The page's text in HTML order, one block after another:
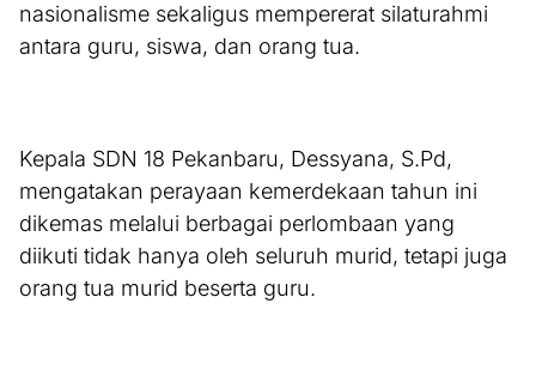
nasionalisme sekaligus mempererat silaturahmi
antara guru, siswa, dan orang tua.
Kepala SDN 18 Pekanbaru, Dessyana, S.Pd,
mengatakan perayaan kemerdekaan tahun ini
dikemas melalui berbagai perlombaan yang
diikuti tidak hanya oleh seluruh murid, tetapi juga
orang tua murid beserta guru.